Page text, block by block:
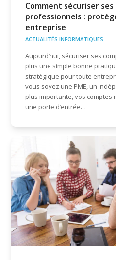
Comment sécuriser
professionnels :
entreprise
ACTUALITÉS INFORMATIQUES
Aujourd’hui, sécuriser ses
plus une simple bonne
stratégique pour toute
vous soyez une PME, un
plus importante, vos
une porte d’entrée…